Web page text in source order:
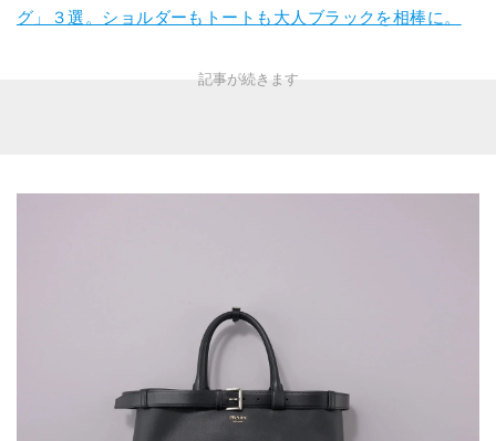
グ」３選。ショルダーもトートも大人ブラックを相棒に。